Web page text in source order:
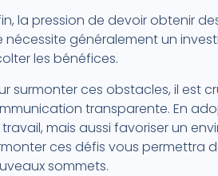
la pression de devoir obtenir
nécessite généralement un
les bénéfices.
surmonter ces obstacles, il est
transparente. En
mais aussi favoriser un
ces défis vous permettra
sommets.